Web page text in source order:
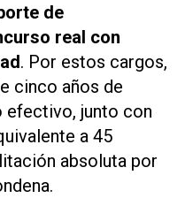
de
real con
. Por estos cargos,
cinco años de
efectivo, junto con
a 45
absoluta por